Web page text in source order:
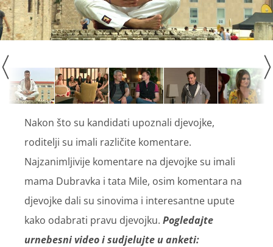
Nakon što su kandidati upoznali djevojke,
roditelji su imali različite komentare.
Najzanimljivije komentare na djevojke su imali
mama Dubravka i tata Mile, osim komentara na
djevojke dali su sinovima i interesantne upute
kako odabrati pravu djevojku. Pogledajte
urnebesni video i sudjelujte u anketi: